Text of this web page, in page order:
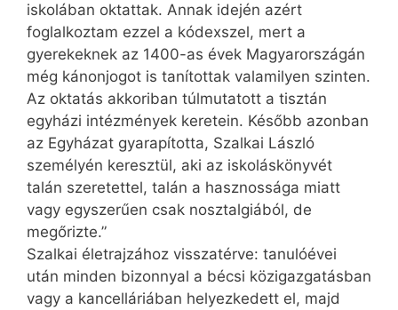
iskolában oktattak. Annak idején azért
foglalkoztam ezzel a kódexszel, mert a
gyerekeknek az 1400-as évek Magyarországán
még kánonjogot is tanítottak valamilyen szinten.
Az oktatás akkoriban túlmutatott a tisztán
egyházi intézmények keretein. Később azonban
az Egyházat gyarapította, Szalkai László
személyén keresztül, aki az iskoláskönyvét
talán szeretettel, talán a hasznossága miatt
vagy egyszerűen csak nosztalgiából, de
megőrizte.”
Szalkai életrajzához visszatérve: tanulóévei
után minden bizonnyal a bécsi köz­igazgatásban
vagy a kan­­celláriában helyezkedett el, majd